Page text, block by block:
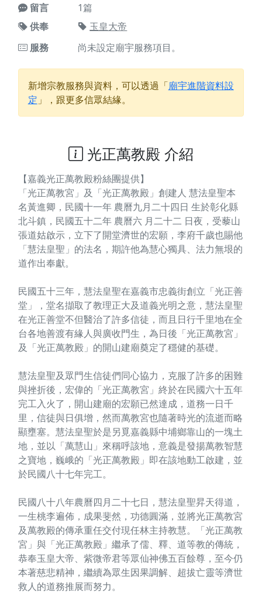
留言
1篇
供奉
玉皇大帝
服務
尚未設定廟宇服務項目。
新增宗教服務與資料，可以透過「廟宇進階資料設
定 」，跟更多信眾結緣。
光正萬教殿 介紹
【嘉義光正萬教殿粉絲團提供】
「光正萬教宮」及「光正萬教殿」創建人 慧法皇聖本
名黃進卿，民國十一年 農曆九月二十四日 生於彰化縣
北斗鎮，民國五十二年 農曆六 月二十二 日夜，受藜山
張道姑啟示，立下了開堂濟世的宏願，李府千歲也賜他
「慧法皇聖」的法名，期許他為慧心獨具、法力無垠的
道作出奉獻。
民國五十三年，慧法皇聖在嘉義市忠義街創立「光正善
堂」，堂名擷取了教理正大及道義光明之意，慧法皇聖
在光正善堂不但醫治了許多信徒，而且日行千里地在全
台各地善渡有緣人與廣收門生，為日後「光正萬教宮」
及「光正萬教殿」的開山建廟奠定了穩健的基礎。
慧法皇聖及眾門生信徒們同心協力，克服了許多的困難
與挫折後，宏偉的「光正萬教宮」終於在民國六十五年
完工入火了，開山建廟的宏願已然達成，道務一日千
里，信徒與日俱增，然而萬教宮也隨著時光的流逝而略
顯壅塞。慧法皇聖於是另覓嘉義縣中埔鄉靠山的一塊土
地，並以「萬慧山」來稱呼該地，意義是發揚萬教智慧
之寶地，巍峨的「光正萬教殿」即在該地動工啟建，並
於民國八十七年完工。
民國八十八年農曆四月二十七日，慧法皇聖昇天得道，
一生桃李遍佈，成果斐然，功德圓滿，並將光正萬教宮
及萬教殿的傳承重任交付現任林主持教慧。「光正萬教
宮」與「光正萬教殿」繼承了儒、釋、道等教的傳統，
恭奉玉皇大帝、紫微帝君等眾仙神佛五百餘尊，至今仍
本著慈悲精神，繼續為眾生因果調解、超拔亡靈等濟世
救人的道務推展而努力。